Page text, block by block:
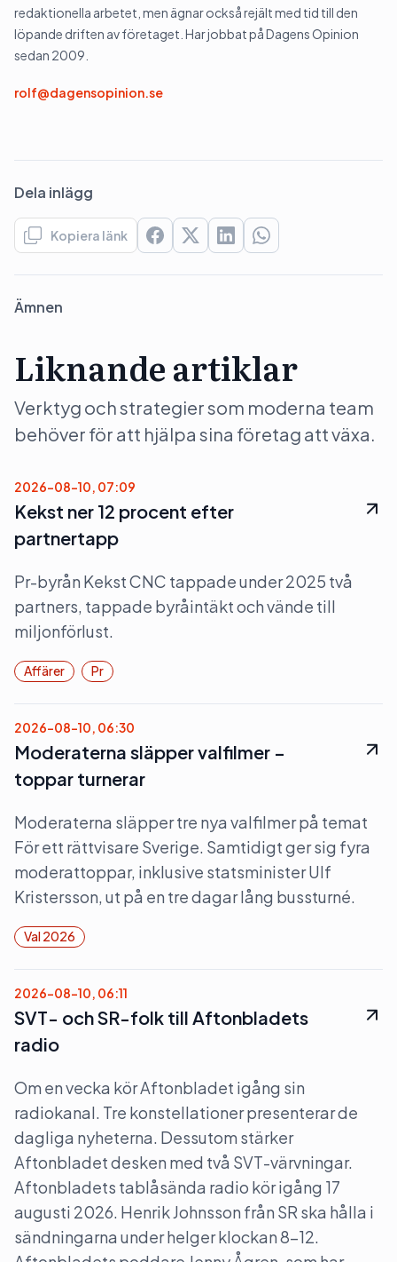
redaktionella arbetet, men ägnar också rejält med tid till den
löpande driften av företaget. Har jobbat på Dagens Opinion
sedan 2009.
rolf@dagensopinion.se
Dela inlägg
Kopiera länk
Ämnen
Liknande artiklar
Verktyg och strategier som moderna team
behöver för att hjälpa sina företag att växa.
2026-08-10, 07:09
Kekst ner 12 procent efter
partnertapp
Pr-byrån Kekst CNC tappade under 2025 två
partners, tappade byråintäkt och vände till
miljonförlust.
Affärer Pr
2026-08-10, 06:30
Moderaterna släpper valfilmer –
toppar turnerar
Moderaterna släpper tre nya valfilmer på temat
För ett rättvisare Sverige. Samtidigt ger sig fyra
moderattoppar, inklusive statsminister Ulf
Kristersson, ut på en tre dagar lång bussturné.
Val 2026
2026-08-10, 06:11
SVT- och SR-folk till Aftonbladets
radio
Om en vecka kör Aftonbladet igång sin
radiokanal. Tre konstellationer presenterar de
dagliga nyheterna. Dessutom stärker
Aftonbladet desken med två SVT-värvningar.
Aftonbladets tablåsända radio kör igång 17
augusti 2026. Henrik Johnsson från SR ska hålla i
sändningarna under helger klockan 8–12.